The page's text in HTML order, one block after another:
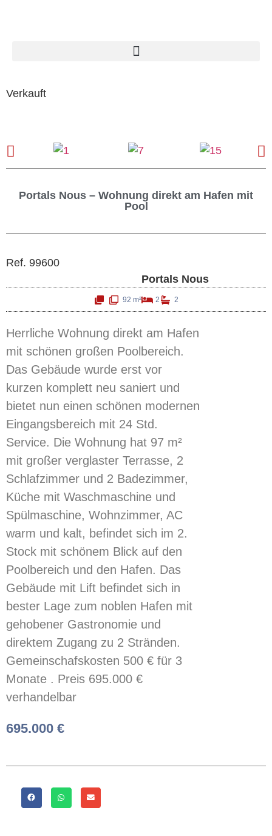
Verkauft
Portals Nous – Wohnung direkt am Hafen mit
Pool
Ref. 99600
Portals Nous
92 m² 2 2
Herrliche Wohnung direkt am Hafen
mit schönen großen Poolbereich.
Das Gebäude wurde erst vor
kurzen komplett neu saniert und
bietet nun einen schönen modernen
Eingangsbereich mit 24 Std.
Service. Die Wohnung hat 97 m²
mit großer verglaster Terrasse, 2
Schlafzimmer und 2 Badezimmer,
Küche mit Waschmaschine und
Spülmaschine, Wohnzimmer, AC
warm und kalt, befindet sich im 2.
Stock mit schönem Blick auf den
Poolbereich und den Hafen. Das
Gebäude mit Lift befindet sich in
bester Lage zum noblen Hafen mit
gehobener Gastronomie und
direktem Zugang zu 2 Stränden.
Gemeinschafskosten 500 € für 3
Monate . Preis 695.000 €
verhandelbar
695.000 €